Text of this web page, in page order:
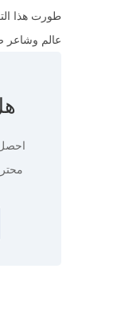
طورت هذا
عالم وشاعر